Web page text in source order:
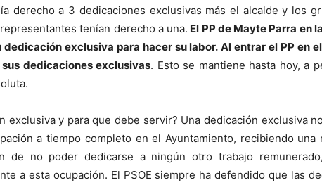
derecho a 3 dedicaciones exclusivas más el alcalde y los
tenían derecho a una. El PP de Mayte Parra en
exclusiva para hacer su labor. Al entrar el PP en
dedicaciones exclusivas. Esto se mantiene hasta hoy, a
exclusiva y para que debe servir? Una dedicación exclusiva
a tiempo completo en el Ayuntamiento, recibiendo una
de no poder dedicarse a ningún otro trabajo
a esta ocupación. El PSOE siempre ha defendido que las